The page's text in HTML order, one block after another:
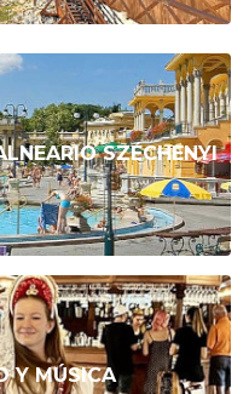
SZÉCHENYI
Y MÚSICA